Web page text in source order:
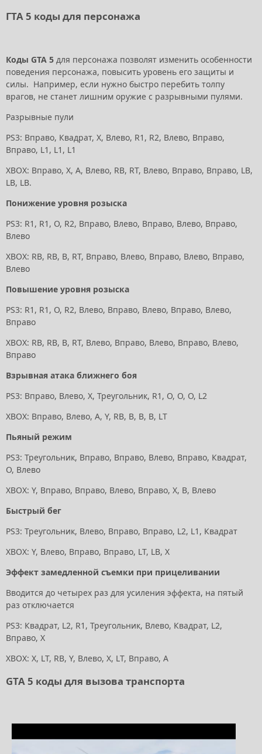
ГТА 5 коды для персонажа
Коды GTA 5 для персонажа позволят изменить особенности
поведения персонажа, повысить уровень его защиты и
силы. Например, если нужно быстро перебить толпу
врагов, не станет лишним оружие с разрывными пулями.
Разрывные пули
PS3: Вправо, Квадрат, X, Влево, R1, R2, Влево, Вправо,
Вправо, L1, L1, L1
XBOX: Вправо, X, A, Влево, RB, RT, Влево, Вправо, Вправо, LB,
LB, LB.
Понижение уровня розыска
PS3: R1, R1, O, R2, Вправо, Влево, Вправо, Влево, Вправо,
Влево
XBOX: RB, RB, B, RT, Вправо, Влево, Вправо, Влево, Вправо,
Влево
Повышение уровня розыска
PS3: R1, R1, O, R2, Влево, Вправо, Влево, Вправо, Влево,
Вправо
XBOX: RB, RB, B, RT, Влево, Вправо, Влево, Вправо, Влево,
Вправо
Взрывная атака ближнего боя
PS3: Вправо, Влево, X, Треугольник, R1, O, O, O, L2
XBOX: Вправо, Влево, A, Y, RB, B, B, B, LT
Пьяный режим
PS3: Треугольник, Вправо, Вправо, Влево, Вправо, Квадрат,
O, Влево
XBOX: Y, Вправо, Вправо, Влево, Вправо, X, B, Влево
Быстрый бег
PS3: Треугольник, Влево, Вправо, Вправо, L2, L1, Квадрат
XBOX: Y, Влево, Вправо, Вправо, LT, LB, X
Эффект замедленной съемки при прицеливании
Вводится до четырех раз для усиления эффекта, на пятый
раз отключается
PS3: Квадрат, L2, R1, Треугольник, Влево, Квадрат, L2,
Вправо, X
XBOX: X, LT, RB, Y, Влево, X, LT, Вправо, A
GTA 5 коды для вызова транспорта